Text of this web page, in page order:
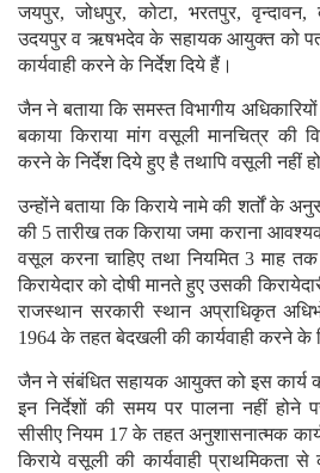
जयपुर, जोधपुर, कोटा, भरतपुर, वृन्दावन,
उदयपुर व ऋषभदेव के सहायक आयुक्त को
कार्यवाही करने के निर्देश दिये हैं।
जैन ने बताया कि समस्त विभागीय
बकाया किराया मांग वसूली मानचित्र की
करने के निर्देश दिये हुए है तथापि वसूली नहीं
उन्होंने बताया कि किराये नामे की शर्तों के
की 5 तारीख तक किराया जमा कराना
वसूल करना चाहिए तथा नियमित 3 माह तक
किरायेदार को दोषी मानते हुए उसकी
राजस्थान सरकारी स्थान अप्राधिकृत
1964 के तहत बेदखली की कार्यवाही करने के
जैन ने संबंधित सहायक आयुक्त को इस कार्य
इन निर्देशों की समय पर पालना नहीं होने
सीसीए नियम 17 के तहत अनुशासनात्मक
किराये वसूली की कार्यवाही प्राथमिकता